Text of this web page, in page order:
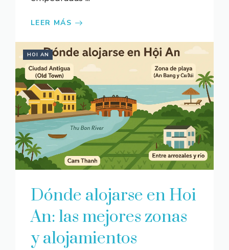
LEER MÁS
HOI AN
Dónde alojarse en Hoi
An: las mejores zonas
y alojamientos